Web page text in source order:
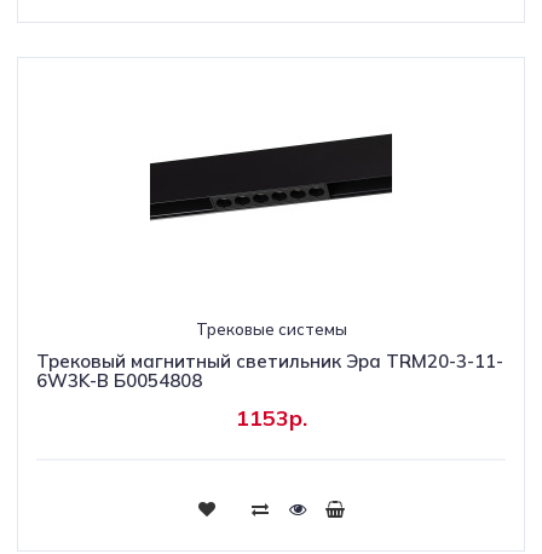
Трековые системы
Трековый магнитный светильник Эра TRM20-3-11-
6W3K-B Б0054808
1153р.